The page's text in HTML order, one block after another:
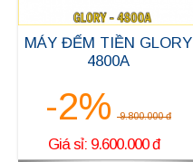
MÁY ĐẾM TIỀN GLORY
4800A
-2% 9.800.000 đ
Giá sỉ: 9.600.000 đ